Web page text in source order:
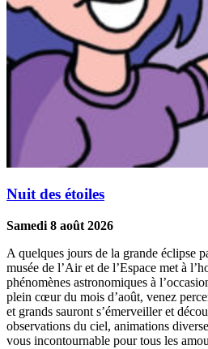
Nuit des étoiles
Samedi 8 août 2026
A quelques jours de la grande éclipse
musée de l’Air et de l’Espace met à
phénomènes astronomiques à
plein cœur du mois d’août, venez
et grands sauront s’émerveiller et
observations du ciel, animations
vous incontournable pour tous les